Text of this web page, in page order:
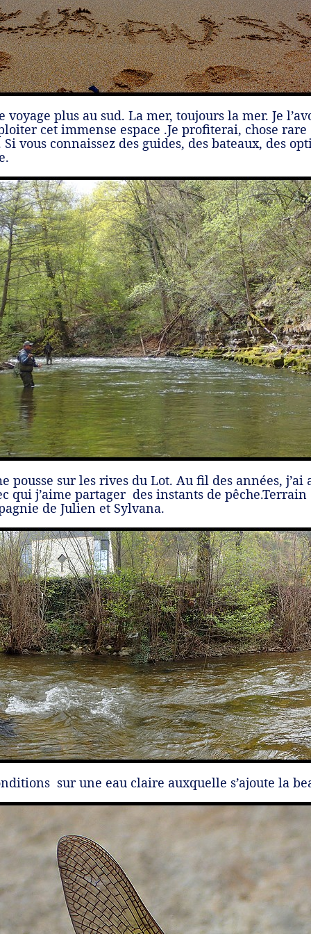
plus au sud. La mer, toujours la mer. Je
cet immense espace .Je profiterai, chose
vous connaissez des guides, des bateaux, des
pousse sur les rives du Lot. Au fil des années,
qui j’aime partager des instants de
de Julien et Sylvana.
sur une eau claire auxquelle s’ajoute la